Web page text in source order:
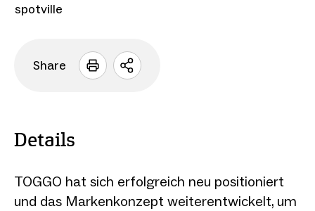
spotville
Share
Sharing
Details
TOGGO hat sich erfolgreich neu positioniert
und das Markenkonzept weiterentwickelt, um